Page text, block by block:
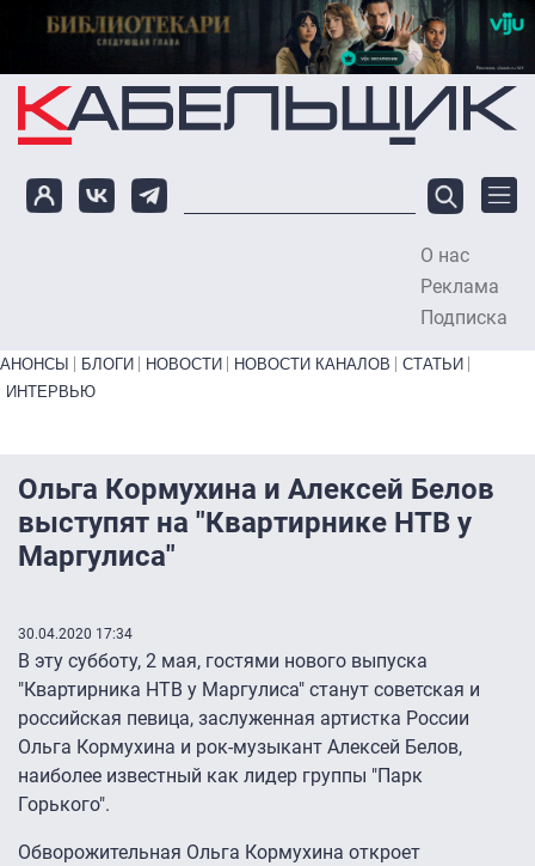
Перейти к основному содержанию
О нас
Реклама
Подписка
Primary links bottom
АНОНСЫ БЛОГИ НОВОСТИ НОВОСТИ КАНАЛОВ
СТАТЬИ
ИНТЕРВЬЮ
Ольга Кормухина и Алексей Белов
выступят на "Квартирнике НТВ у
Маргулиса"
30.04.2020 17:34
В эту субботу, 2 мая, гостями нового выпуска
"Квартирника НТВ у Маргулиса" станут советская и
российская певица, заслуженная артистка России
Ольга Кормухина и рок-музыкант Алексей Белов,
наиболее известный как лидер группы "Парк
Горького".
Обворожительная Ольга Кормухина откроет